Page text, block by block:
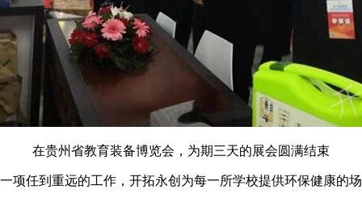
在贵州省教育装备博览会，为期三天的展会圆满结束
项任到重远的工作，开拓永创为每一所学校提供环保健康的